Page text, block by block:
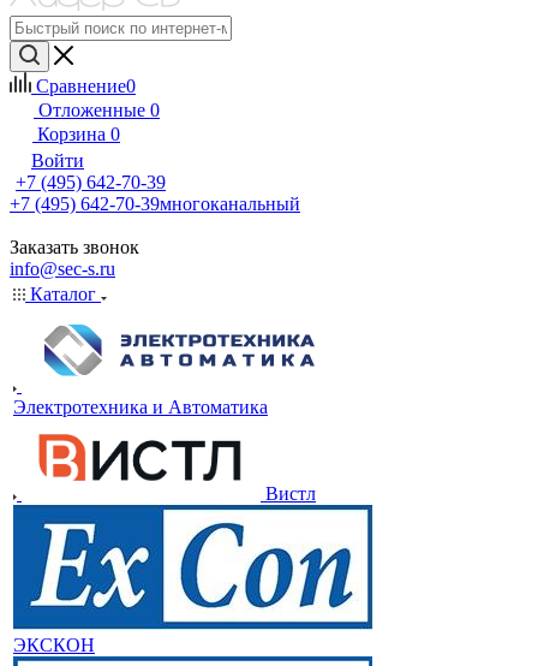
Сравнение0
Отложенные 0
Корзина 0
Войти
+7 (495) 642-70-39
+7 (495) 642-70-39многоканальный
Заказать звонок
info@sec-s.ru
Каталог
Электротехника и Автоматика
Вистл
ЭКСКОН